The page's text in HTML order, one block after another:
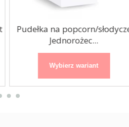
Pudełka na popcorn/słodycze
Jednorożec...
Wybierz wariant